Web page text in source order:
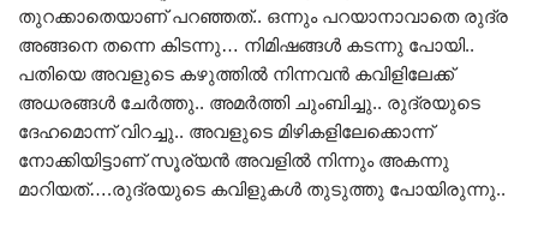
തുറക്കാതെയാണ് പറഞ്ഞത്.. ഒന്നും പറയാനാവാതെ രുദ്ര
അങ്ങനെ തന്നെ കിടന്നു… നിമിഷങ്ങൾ കടന്നു പോയി..
പതിയെ അവളുടെ കഴുത്തിൽ നിന്നവൻ കവിളിലേക്ക്
അധരങ്ങൾ ചേർത്തു.. അമർത്തി ചുംബിച്ചു.. രുദ്രയുടെ
ദേഹമൊന്ന് വിറച്ചു.. അവളുടെ മിഴികളിലേക്കൊന്ന്
നോക്കിയിട്ടാണ് സൂര്യൻ അവളിൽ നിന്നും അകന്നു
മാറിയത്….രുദ്രയുടെ കവിളുകൾ തുടുത്തു പോയിരുന്നു..